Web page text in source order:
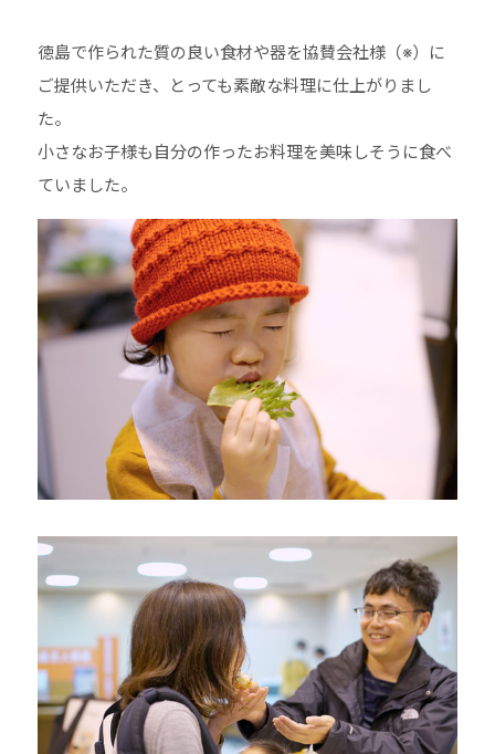
徳島で作られた質の良い食材や器を協賛会社様（※）に
ご提供いただき、とっても素敵な料理に仕上がりまし
た。
小さなお子様も自分の作ったお料理を美味しそうに食べ
ていました。